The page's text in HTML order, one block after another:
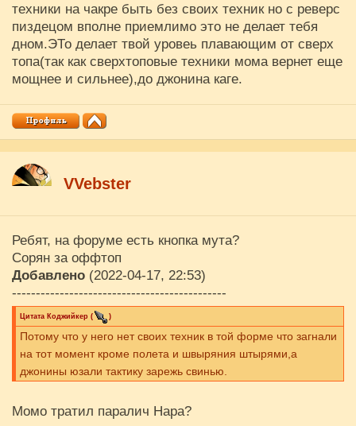
техники на чакре быть без своих техник но с реверс
пиздецом вполне приемлимо это не делает тебя
дном.ЭТо делает твой уровеь плавающим от сверх
топа(так как сверхтоповые техники мома вернет еще
мощнее и сильнее),до джонина каге.
VVebster
Ребят, на форуме есть кнопка мута?
Сорян за оффтоп
Добавлено (2022-04-17, 22:53)
---------------------------------------------
Цитата Коджийкер ( )
Потому что у него нет своих техник в той форме что загнали
на тот момент кроме полета и швыряния штырями,а
джонины юзали тактику зарежь свинью.
Момо тратил паралич Нара?